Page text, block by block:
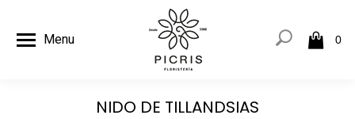
Menu 0
NIDO DE TILLANDSIAS